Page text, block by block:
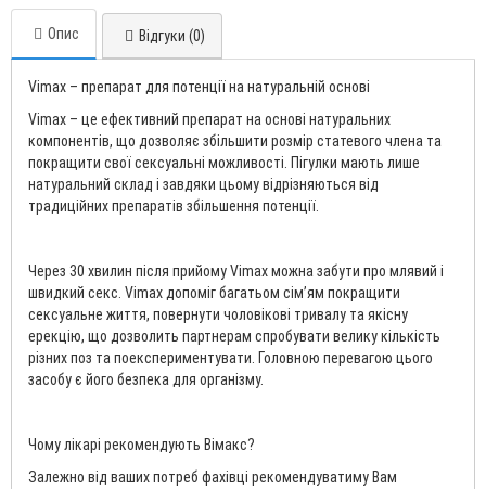
Опис Відгуки (0)
Vimax – препарат для потенції на натуральній основі
Vimax – це ефективний препарат на основі натуральних
компонентів, що дозволяє збільшити розмір статевого члена та
покращити свої сексуальні можливості. Пігулки мають лише
натуральний склад і завдяки цьому відрізняються від
традиційних препаратів збільшення потенції.
Через 30 хвилин після прийому Vimax можна забути про млявий і
швидкий секс. Vimax допоміг багатьом сім’ям покращити
сексуальне життя, повернути чоловікові тривалу та якісну
ерекцію, що дозволить партнерам спробувати велику кількість
різних поз та поекспериментувати. Головною перевагою цього
засобу є його безпека для організму.
Чому лікарі рекомендують Вімакс?
Залежно від ваших потреб фахівці рекомендуватиму Вам